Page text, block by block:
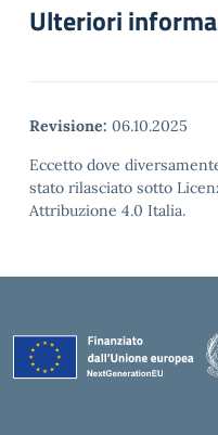
Ulteriori
Revisione: 06.10.2025
Eccetto dove
stato rilasciato sotto
Attribuzione 4.0 Italia.